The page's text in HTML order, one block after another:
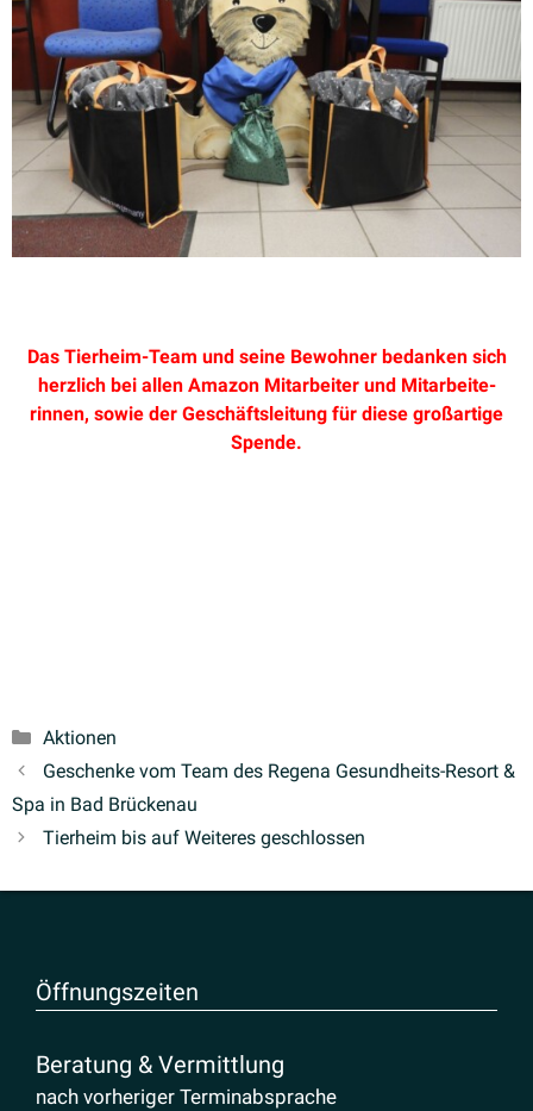
Das Tierheim-Team und seine Bewohner bedanken sich
herzlich bei allen Amazon Mitar­beiter und Mitar­bei­te­
rinnen, sowie der Geschäfts­leitung für diese großartige
Spende.
Kategorien
Aktionen
Geschenke vom Team des Regena Gesund­heits-Resort &
Spa in Bad Brückenau
Tierheim bis auf Weiteres geschlossen
Öffnungs­zeiten
Beratung & Vermittlung
nach vorheriger Terminabsprache